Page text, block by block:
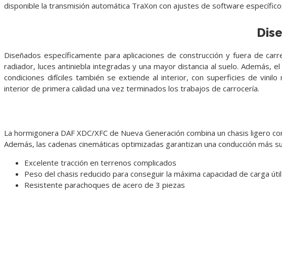
disponible la transmisión automática TraXon con ajustes de software
Diseñados específicamente para aplicaciones de construcción y fuera de
radiador, luces antiniebla integradas y una mayor distancia al suelo.
condiciones difíciles también se extiende al interior, con superficies de
interior de primera calidad una vez terminados los trabajos de carrocería.
La hormigonera DAF XDC/XFC de Nueva Generación combina un chasis
Además, las cadenas cinemáticas optimizadas garantizan una conducción más
Excelente tracción en terrenos complicados
Peso del chasis reducido para conseguir la máxima capacidad de carga útil
Resistente parachoques de acero de 3 piezas